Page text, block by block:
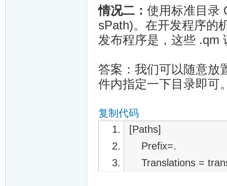
情况二： 使用标准目录
sPath)。在开发程序的
发布程序是，这些 .qm
答案：我们可以随意放
件内指定一下目录即可
复制代码
[Paths]
Prefix=.
Translations =